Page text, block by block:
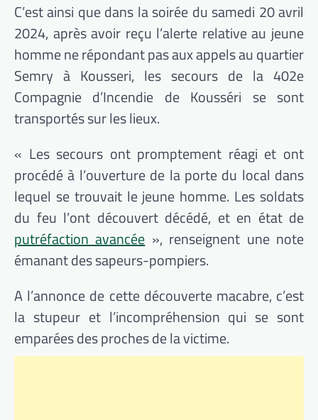
C’est ainsi que dans la soirée du samedi 20 avril
2024, après avoir reçu l’alerte relative au jeune
homme ne répondant pas aux appels au quartier
Semry à Kousseri, les secours de la 402e
Compagnie d’Incendie de Kousséri se sont
transportés sur les lieux.
« Les secours ont promptement réagi et ont
procédé à l’ouverture de la porte du local dans
lequel se trouvait le jeune homme. Les soldats
du feu l’ont découvert décédé, et en état de
putréfaction avancée», renseignent une note
émanant des sapeurs-pompiers.
A l’annonce de cette découverte macabre, c’est
la stupeur et l’incompréhension qui se sont
emparées des proches de la victime.